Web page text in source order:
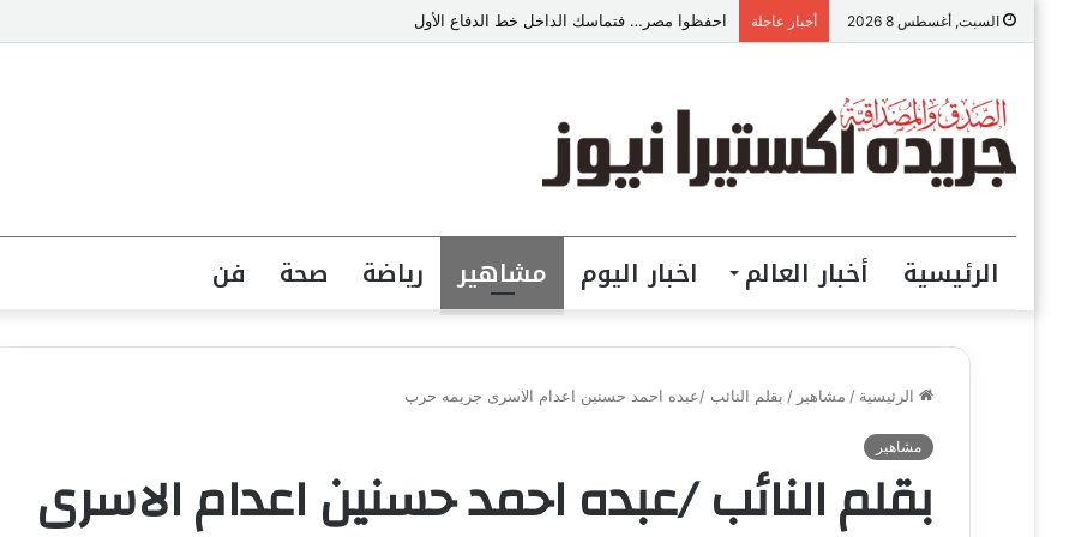
السبت, أغسطس 8 2026 أخبار عاجلة احفظوا مصر… فتماسك الداخل خط الدفاع الأول
الرئيسية أخبار العالم اخبار اليوم مشاهير رياضة صحة فن
الرئيسية / مشاهير / بقلم النائب /عبده احمد حسنين اعدام الاسرى جريمه حرب
مشاهير
بقلم النائب /عبده احمد حسنين اعدام الاسرى